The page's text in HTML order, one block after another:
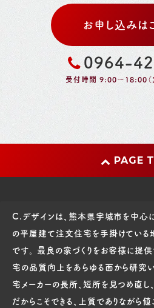
お申し込みは
0964-
受付時間 9:00～18:00（
PAGE
C.デザインは、熊本県宇城市を中
の平屋建て注文住宅を手掛けている
です。 最良の家づくりをお客様に提
宅の品質向上をあらゆる面から研究
宅メーカーの長所、短所を見つめ直し
だからこそできる、上質でありながら